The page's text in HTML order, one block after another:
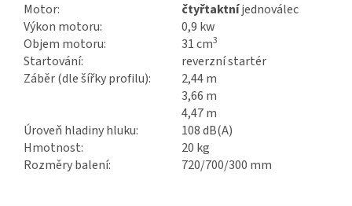
Motor:
čtyřtaktníjednoválec
Výkon motoru:
0,9 kw
Objem motoru:
31 cm3
Startování:
reverzní startér
Záběr (dle šířky profilu):
2,44 m
3,66 m
4,47 m
Úroveň hladiny hluku:
108 dB(A)
Hmotnost:
20 kg
Rozměry balení:
720/700/300 mm